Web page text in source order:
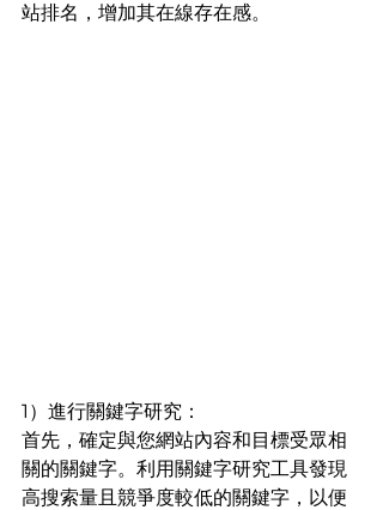
站排名，增加其在線存在感。
1）進行關鍵字研究：
首先，確定與您網站內容和目標受眾相
關的關鍵字。利用關鍵字研究工具發現
高搜索量且競爭度較低的關鍵字，以便